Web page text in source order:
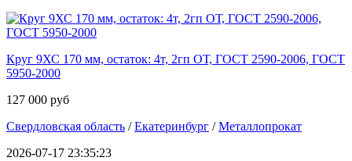
Круг 9ХС 170 мм, остаток: 4т, 2гп ОТ, ГОСТ 2590-2006, ГОСТ
5950-2000
127 000 руб
Свердловская область /Екатеринбург /Металлопрокат
2026-07-17 23:35:23